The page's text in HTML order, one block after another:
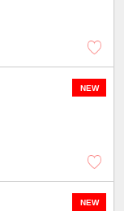
NEW
NEW